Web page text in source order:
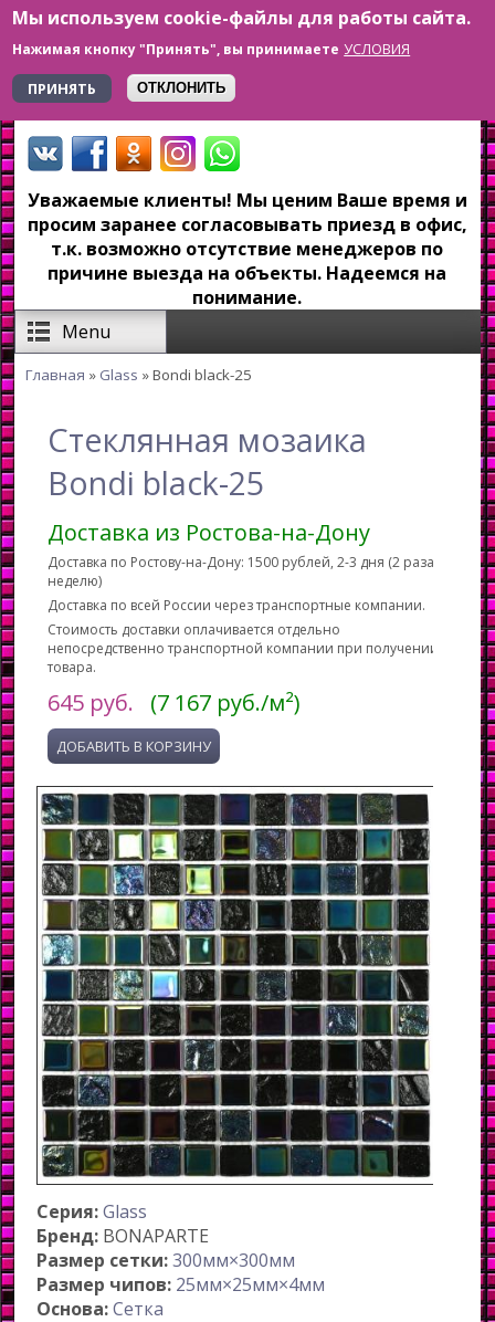
Мы используем cookie-файлы для работы сайта.
Нажимая кнопку "Принять", вы принимаете УСЛОВИЯ
ПРИНЯТЬ
ОТКЛОНИТЬ
Перейти к основному содержанию
+7 923 179-6-279
Уважаемые клиенты! Мы ценим Ваше время и
просим заранее согласовывать приезд в офис,
т.к. возможно отсутствие менеджеров по
причине выезда на объекты. Надеемся на
понимание.
Menu
Главная » Glass » Bondi black-25
Стеклянная мозаика
Bondi black-25
Доставка из Ростова-на-Дону
Доставка по Ростову-на-Дону: 1500 рублей, 2-3 дня (2 раза в
неделю)
Доставка по всей России через транспортные компании.
Стоимость доставки оплачивается отдельно
непосредственно транспортной компании при получении
товара.
645 руб. (7 167 руб./м²)
Серия:Glass
Бренд: BONAPARTE
Размер сетки:300мм×300мм
Размер чипов: 25мм×25мм×4мм
Основа:Сетка